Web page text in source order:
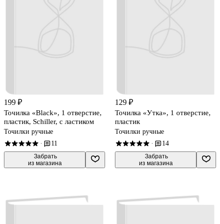
199 ₽
Точилка «Black», 1 отверстие,
пластик, Schiller, с ластиком
Точилки ручные
· 11
Забрать
из магазина
129 ₽
Точилка «Утка», 1 отверстие,
пластик
Точилки ручные
· 14
Забрать
из магазина